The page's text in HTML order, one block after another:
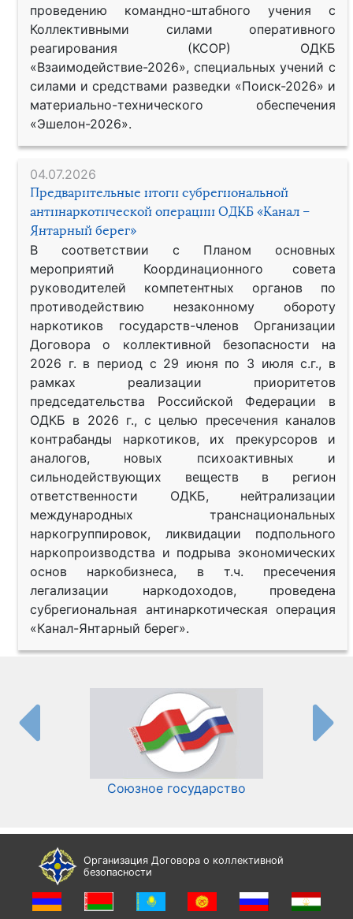
проведению командно-штабного учения с
Коллективными силами оперативного
реагирования (КСОР) ОДКБ
«Взаимодействие-2026», специальных учений с
силами и средствами разведки «Поиск-2026» и
материально-технического обеспечения
«Эшелон-2026».
04.07.2026
Предварительные итоги субрегиональной
антинаркотической операции ОДКБ «Канал –
Янтарный берег»
В соответствии с Планом основных
мероприятий Координационного совета
руководителей компетентных органов по
противодействию незаконному обороту
наркотиков государств-членов Организации
Договора о коллективной безопасности на
2026 г. в период с 29 июня по 3 июля с.г., в
рамках реализации приоритетов
председательства Российской Федерации в
ОДКБ в 2026 г., с целью пресечения каналов
контрабанды наркотиков, их прекурсоров и
аналогов, новых психоактивных и
сильнодействующих веществ в регион
ответственности ОДКБ, нейтрализации
международных транснациональных
наркогруппировок, ликвидации подпольного
наркопроизводства и подрыва экономических
основ наркобизнеса, в т.ч. пресечения
легализации наркодоходов, проведена
субрегиональная антинаркотическая операция
«Канал-Янтарный берег».
Союзное государство
Организация Договора о коллективной
безопасности